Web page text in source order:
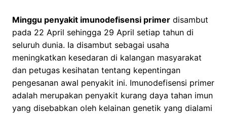
Minggu penyakit imunodefisensi primer disambut
pada 22 April sehingga 29 April setiap tahun di
seluruh dunia. Ia disambut sebagai usaha
meningkatkan kesedaran di kalangan masyarakat
dan petugas kesihatan tentang kepentingan
pengesanan awal penyakit ini. Imunodefisensi primer
adalah merupakan penyakit kurang daya tahan imun
yang disebabkan oleh kelainan genetik yang dialami